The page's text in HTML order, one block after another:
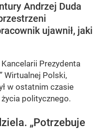
Andrzej Duda
ujawnił, jaki
Prezydenta
Wirtualnej Polski,
w ostatnim czasie
politycznego.
„Potrzebuje